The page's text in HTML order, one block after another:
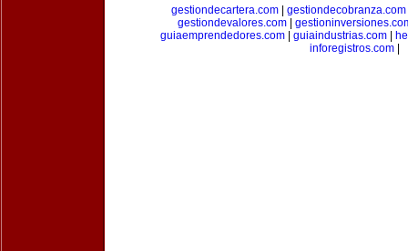
gestiondecartera.com| gestiondecobranza.com
gestiondevalores.com|
guiaemprendedores.com
guiaindustrias.com
inforegistros.com|